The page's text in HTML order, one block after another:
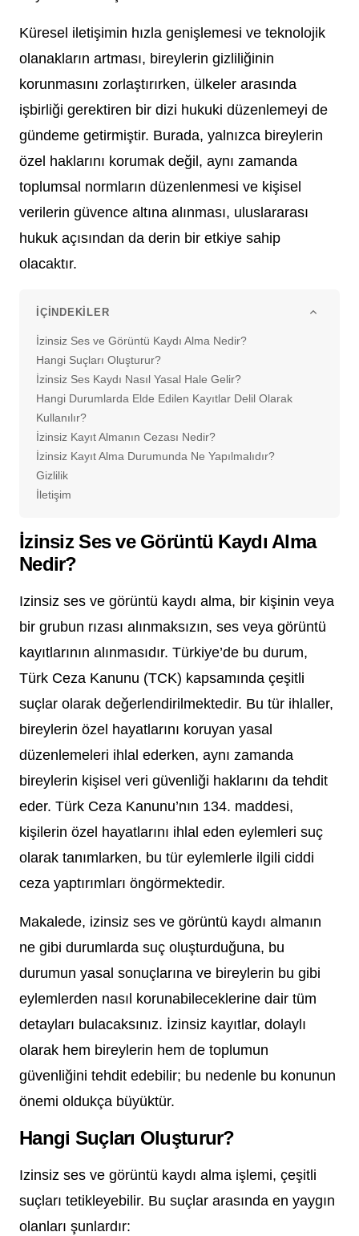
Küresel iletişimin hızla genişlemesi ve teknolojik
olanakların artması, bireylerin gizliliğinin
korunmasını zorlaştırırken, ülkeler arasında
işbirliği gerektiren bir dizi hukuki düzenlemeyi de
gündeme getirmiştir. Burada, yalnızca bireylerin
özel haklarını korumak değil, aynı zamanda
toplumsal normların düzenlenmesi ve kişisel
verilerin güvence altına alınması, uluslararası
hukuk açısından da derin bir etkiye sahip
olacaktır.
İÇINDEKILER
İzinsiz Ses ve Görüntü Kaydı Alma Nedir?
Hangi Suçları Oluşturur?
İzinsiz Ses Kaydı Nasıl Yasal Hale Gelir?
Hangi Durumlarda Elde Edilen Kayıtlar Delil Olarak
Kullanılır?
İzinsiz Kayıt Almanın Cezası Nedir?
İzinsiz Kayıt Alma Durumunda Ne Yapılmalıdır?
Gizlilik
İletişim
İzinsiz Ses ve Görüntü Kaydı Alma
Nedir?
Izinsiz ses ve görüntü kaydı alma, bir kişinin veya
bir grubun rızası alınmaksızın, ses veya görüntü
kayıtlarının alınmasıdır. Türkiye’de bu durum,
Türk Ceza Kanunu (TCK) kapsamında çeşitli
suçlar olarak değerlendirilmektedir. Bu tür ihlaller,
bireylerin özel hayatlarını koruyan yasal
düzenlemeleri ihlal ederken, aynı zamanda
bireylerin kişisel veri güvenliği haklarını da tehdit
eder. Türk Ceza Kanunu’nın 134. maddesi,
kişilerin özel hayatlarını ihlal eden eylemleri suç
olarak tanımlarken, bu tür eylemlerle ilgili ciddi
ceza yaptırımları öngörmektedir.
Makalede, izinsiz ses ve görüntü kaydı almanın
ne gibi durumlarda suç oluşturduğuna, bu
durumun yasal sonuçlarına ve bireylerin bu gibi
eylemlerden nasıl korunabileceklerine dair tüm
detayları bulacaksınız. İzinsiz kayıtlar, dolaylı
olarak hem bireylerin hem de toplumun
güvenliğini tehdit edebilir; bu nedenle bu konunun
önemi oldukça büyüktür.
Hangi Suçları Oluşturur?
Izinsiz ses ve görüntü kaydı alma işlemi, çeşitli
suçları tetikleyebilir. Bu suçlar arasında en yaygın
olanları şunlardır: